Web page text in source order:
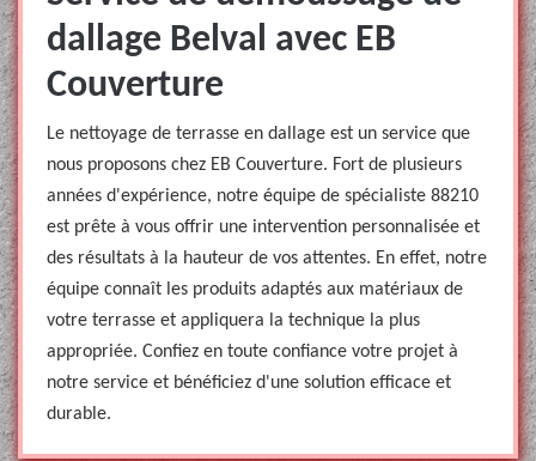
dallage Belval avec EB
Couverture
Le nettoyage de terrasse en dallage est un service que
nous proposons chez EB Couverture. Fort de plusieurs
années d'expérience, notre équipe de spécialiste 88210
est prête à vous offrir une intervention personnalisée et
des résultats à la hauteur de vos attentes. En effet, notre
équipe connaît les produits adaptés aux matériaux de
votre terrasse et appliquera la technique la plus
appropriée. Confiez en toute confiance votre projet à
notre service et bénéficiez d'une solution efficace et
durable.